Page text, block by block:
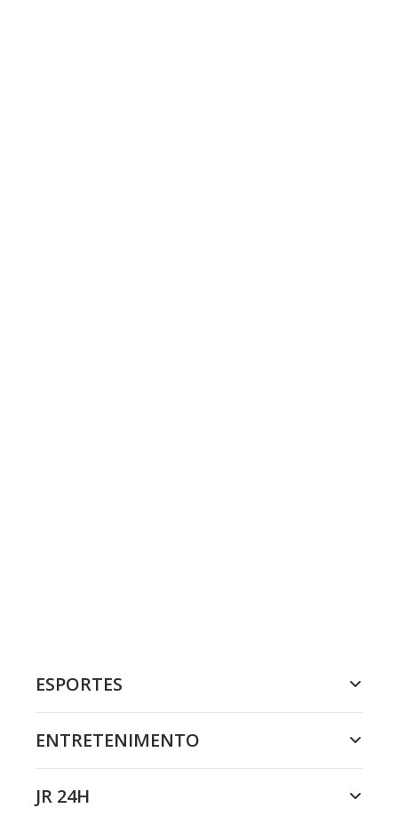
ESPORTES
ENTRETENIMENTO
JR 24H